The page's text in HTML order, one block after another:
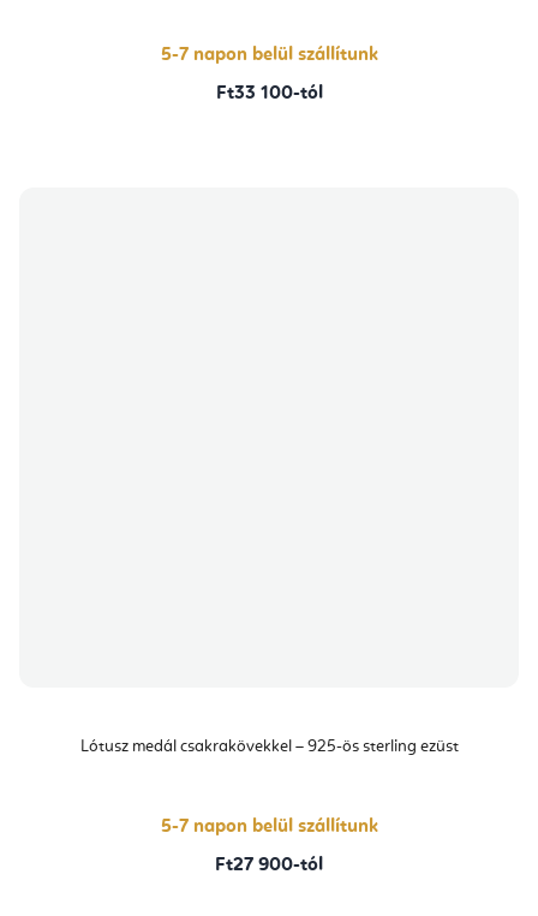
5-7 napon belül szállítunk
Ft33 100-tól
Lótusz medál csakrakövekkel – 925-ös sterling ezüst
5-7 napon belül szállítunk
Ft27 900-tól